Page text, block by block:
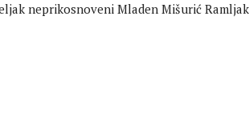
neprikosnoveni Mladen Mišurić